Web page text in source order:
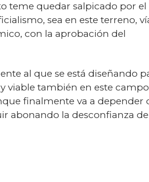
teme quedar salpicado por el
sea en este terreno,
con la aprobación del
al que se está diseñando
y viable también en este
finalmente va a depender
abonando la desconfianza de